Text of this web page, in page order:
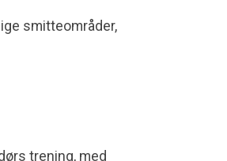
smitteområder,
trening, med